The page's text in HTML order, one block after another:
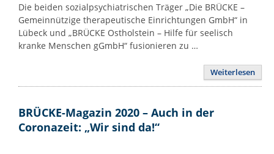
Die beiden sozialpsychiatrischen Träger „Die BRÜCKE –
Gemeinnützige therapeutische Einrichtungen GmbH“ in
Lübeck und „BRÜCKE Ostholstein – Hilfe für seelisch
kranke Menschen gGmbH“ fusionieren zu …
Weiterlesen
BRÜCKE-Magazin 2020 – Auch in der
Coronazeit: „Wir sind da!“